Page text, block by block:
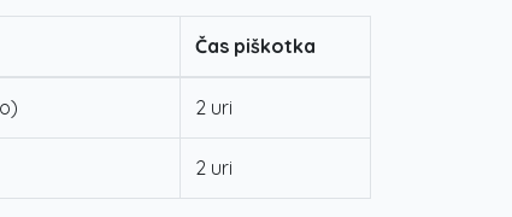
Čas piškotka
2 uri
2 uri